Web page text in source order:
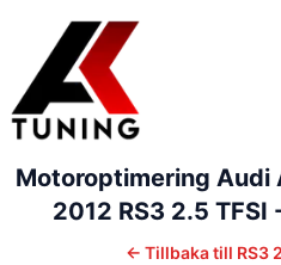
Motoroptimering Audi
2012 RS3 2.5
← Tillbaka till RS3